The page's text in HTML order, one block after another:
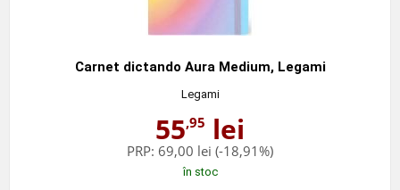
Carnet dictando Aura Medium, Legami
Legami
55,95 lei
PRP: 69,00 lei (-18,91%)
în stoc